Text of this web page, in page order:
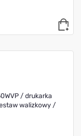
/ drukarka
walizkowy /